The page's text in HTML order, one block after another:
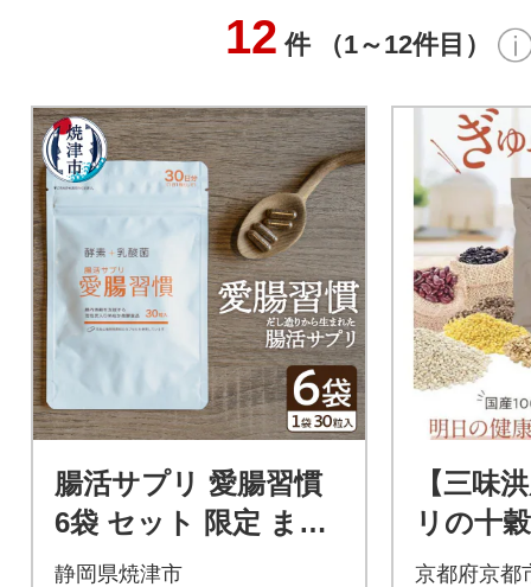
12 件 （1～12件目）
腸活サプリ 愛腸習慣
6袋 セット 限定 まと
めて お届け(a25-040)
静岡県焼津市
【三味
リの十
穀米)
京都府京都